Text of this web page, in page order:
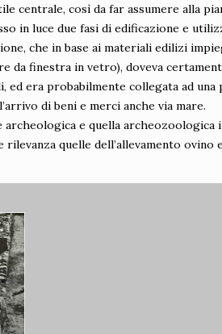
centrale, così da far assumere alla
in luce due fasi di edificazione e
che in base ai materiali edilizi
da finestra in vetro), doveva
era probabilmente collegata ad una
di beni e merci anche via mare.
archeologica e quella
rilevanza quelle dell’allevamento ovino